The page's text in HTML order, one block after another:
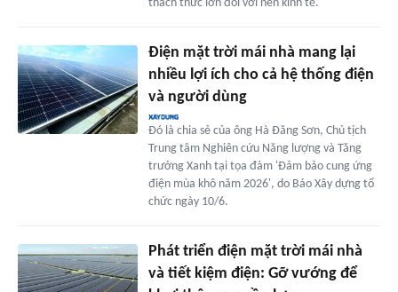
thách thức lớn đối với nền kinh tế.
Điện mặt trời mái nhà mang lại
nhiều lợi ích cho cả hệ thống điện
và người dùng
Đó là chia sẻ của ông Hà Đăng Sơn, Chủ tịch
Trung tâm Nghiên cứu Năng lượng và Tăng
trưởng Xanh tại tọa đàm 'Đảm bảo cung ứng
điện mùa khô năm 2026', do Báo Xây dựng tổ
chức ngày 10/6.
Phát triển điện mặt trời mái nhà
và tiết kiệm điện: Gỡ vướng để